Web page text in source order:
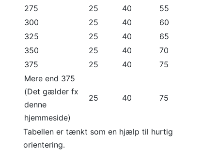
275
25 40
55
300
25 40
60
325
25 40
65
350
25 40
70
375
25 40
75
Mere end 375
(Det gælder fx
denne
hjemmeside)
25 40 75
Tabellen er tænkt som en hjælp til hurtig
orientering.